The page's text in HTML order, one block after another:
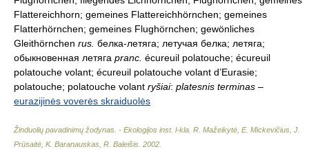
Flattereichhorn; gemeines Flattereichhörnchen; gemeines
Flatterhörnchen; gemeines Flughörnchen; gewönliches
Gleithörnchen rus. белка-летяга; летучая белка; летяга;
обыкновенная летяга pranc. écureuil polatouche; écureuil
polatouche volant; écureuil polatouche volant d’Eurasie;
polatouche; polatouche volant ryšiai: platesnis terminas –
eurazijinės voverės skraiduolės
Žinduolių pavadinimų žodynas. - Ekologijos inst. l-kla R. Mažeikytė, E. Mickevičius, J.
Prūsaitė, K. Baranauskas, R. Baleišis 2002